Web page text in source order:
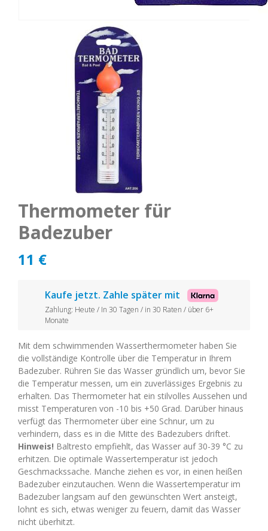
Thermometer für
Badezuber
11 €
Kaufe jetzt. Zahle später mit
Zahlung: Heute / In 30 Tagen / in 30 Raten / über 6+
Monate
Mit dem schwimmenden Wasserthermometer haben Sie
die vollständige Kontrolle über die Temperatur in Ihrem
Badezuber. Rühren Sie das Wasser gründlich um, bevor Sie
die Temperatur messen, um ein zuverlässiges Ergebnis zu
erhalten. Das Thermometer hat ein stilvolles Aussehen und
misst Temperaturen von -10 bis +50 Grad. Darüber hinaus
verfügt das Thermometer über eine Schnur, um zu
verhindern, dass es in die Mitte des Badezubers driftet.
Hinweis! Baltresto empfiehlt, das Wasser auf 30-39 °C zu
erhitzen. Die optimale Wassertemperatur ist jedoch
Geschmackssache. Manche ziehen es vor, in einen heißen
Badezuber einzutauchen. Wenn die Wassertemperatur im
Badezuber langsam auf den gewünschten Wert ansteigt,
lohnt es sich, etwas weniger zu feuern, damit das Wasser
nicht überhitzt.